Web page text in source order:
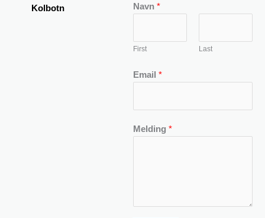
Kolbotn
Navn *
First Last
Email *
Melding *